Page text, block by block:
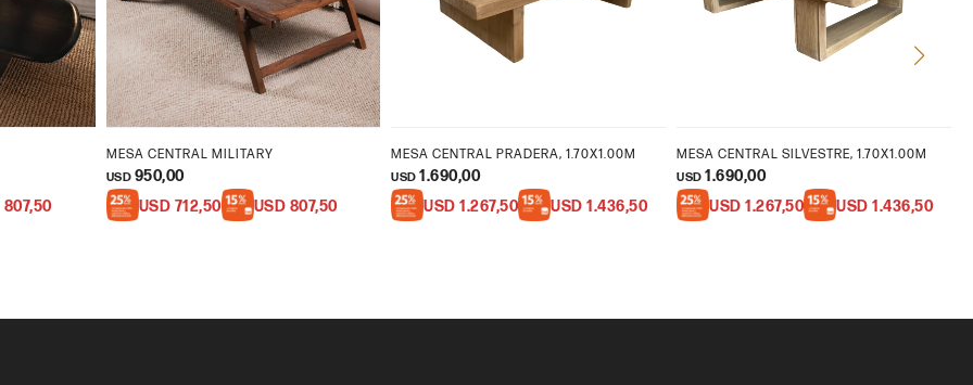
807,50
MESA CENTRAL MILITARY
USD 950,00
USD 712,50 USD 807,50
MESA CENTRAL PRADERA, 1.70X1.00M
USD 1.690,00
USD 1.267,50 USD 1.436,50
MESA CENTRAL SILVESTRE, 1.70X1.00M
USD 1.690,00
USD 1.267,50 USD 1.436,50